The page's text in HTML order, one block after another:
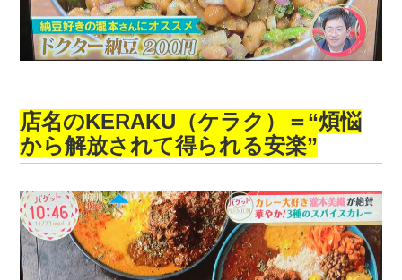
店名のKERAKU（ケラク）＝“煩悩
から解放されて得られる安楽”